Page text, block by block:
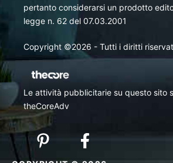
pertanto considerarsi un prodotto
legge n. 62 del 07.03.2001
Copyright ©2026 - Tutti i diritti
Le attività pubblicitarie su questo sito
theCoreAdv